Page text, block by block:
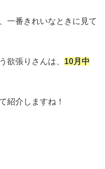
一番きれいなときに見て
欲張りさんは、 10月中
紹介しますね！